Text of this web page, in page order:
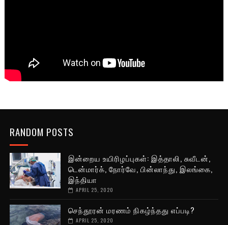
RANDOM POSTS
இன்றைய உயிரிழப்புகள்: இத்தாலி, சுவீடன்,
டென்மார்க், நோர்வே, பின்லாந்து, இலங்கை,
இந்தியா
APRIL 25, 2020
செந்தூரன் மரணம் நிகழ்ந்தது எப்படி?
APRIL 25, 2020